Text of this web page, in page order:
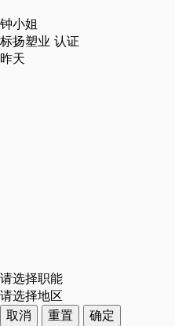
钟小姐
标扬塑业 认证
昨天
请选择职能
请选择地区
取消
重置
确定